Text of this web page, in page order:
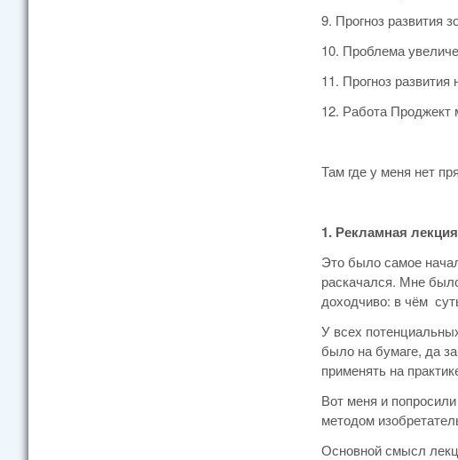
9. Прогноз развития
10. Проблема
11. Прогноз
12. Работа
Там где у меня нет
1. Рекламная
Это было самое
раскачался. Мне
доходчиво: в чём
У всех
было на бумаге, да
применять на
Вот меня и
методом
Основной смысл